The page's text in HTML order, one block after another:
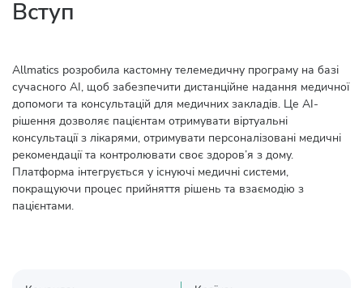
Вступ
Allmatics розробила кастомну телемедичну програму на базі
сучасного AI, щоб забезпечити дистанційне надання медичної
допомоги та консультацій для медичних закладів. Це AI-
рішення дозволяє пацієнтам отримувати віртуальні
консультації з лікарями, отримувати персоналізовані медичні
рекомендації та контролювати своє здоров’я з дому.
Платформа інтегрується у існуючі медичні системи,
покращуючи процес прийняття рішень та взаємодію з
пацієнтами.